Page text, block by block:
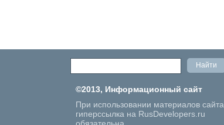
©2013, Информационный сайт
При использовании материалов сайта
гиперссылка на RusDevelopers.ru